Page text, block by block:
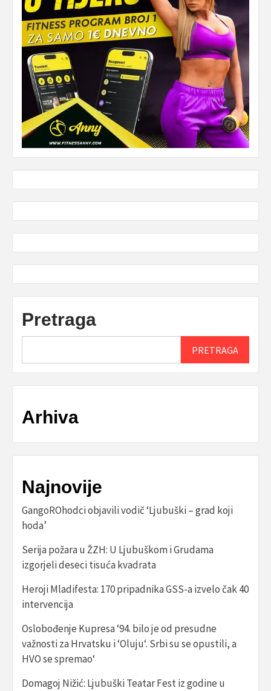
Pretraga
PRETRAGA
Arhiva
Najnovije
GangoROhodci objavili vodič ‘Ljubuški – grad koji
hoda’
Serija požara u ŽZH: U Ljubuškom i Grudama
izgorjeli deseci tisuća kvadrata
Heroji Mladifesta: 170 pripadnika GSS-a izvelo čak 40
intervencija
Oslobođenje Kupresa ‘94. bilo je od presudne
važnosti za Hrvatsku i ‘Oluju‘. Srbi su se opustili, a
HVO se spremao‘
Domagoj Nižić: Ljubuški Teatar Fest iz godine u